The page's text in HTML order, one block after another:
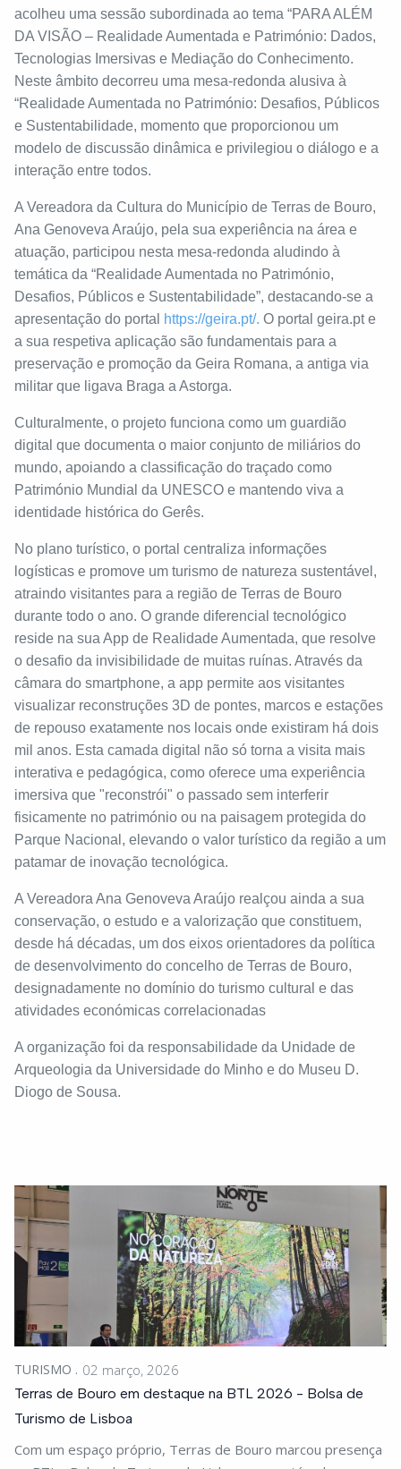
acolheu uma sessão subordinada ao tema “PARA ALÉM
DA VISÃO – Realidade Aumentada e Património: Dados,
Tecnologias Imersivas e Mediação do Conhecimento.
Neste âmbito decorreu uma mesa-redonda alusiva à
“Realidade Aumentada no Património: Desafios, Públicos
e Sustentabilidade, momento que proporcionou um
modelo de discussão dinâmica e privilegiou o diálogo e a
interação entre todos.
A Vereadora da Cultura do Município de Terras de Bouro,
Ana Genoveva Araújo, pela sua experiência na área e
atuação, participou nesta mesa-redonda aludindo à
temática da “Realidade Aumentada no Património,
Desafios, Públicos e Sustentabilidade”, destacando-se a
apresentação do portal
https://geira.pt/. O portal geira.pt e
a sua respetiva aplicação são fundamentais para a
preservação e promoção da Geira Romana, a antiga via
militar que ligava Braga a Astorga.
Culturalmente, o projeto funciona como um guardião
digital que documenta o maior conjunto de miliários do
mundo, apoiando a classificação do traçado como
Património Mundial da UNESCO e mantendo viva a
identidade histórica do Gerês.
No plano turístico, o portal centraliza informações
logísticas e promove um turismo de natureza sustentável,
atraindo visitantes para a região de Terras de Bouro
durante todo o ano. O grande diferencial tecnológico
reside na sua App de Realidade Aumentada, que resolve
o desafio da invisibilidade de muitas ruínas. Através da
câmara do smartphone, a app permite aos visitantes
visualizar reconstruções 3D de pontes, marcos e estações
de repouso exatamente nos locais onde existiram há dois
mil anos. Esta camada digital não só torna a visita mais
interativa e pedagógica, como oferece uma experiência
imersiva que "reconstrói" o passado sem interferir
fisicamente no património ou na paisagem protegida do
Parque Nacional, elevando o valor turístico da região a um
patamar de inovação tecnológica.
A Vereadora Ana Genoveva Araújo realçou ainda a sua
conservação, o estudo e a valorização que constituem,
desde há décadas, um dos eixos orientadores da política
de desenvolvimento do concelho de Terras de Bouro,
designadamente no domínio do turismo cultural e das
atividades económicas correlacionadas
A organização foi da responsabilidade da Unidade de
Arqueologia da Universidade do Minho e do Museu D.
Diogo de Sousa.
TURISMO 02 março, 2026
Terras de Bouro em destaque na BTL 2026 - Bolsa de
Turismo de Lisboa
Com um espaço próprio, Terras de Bouro marcou presença